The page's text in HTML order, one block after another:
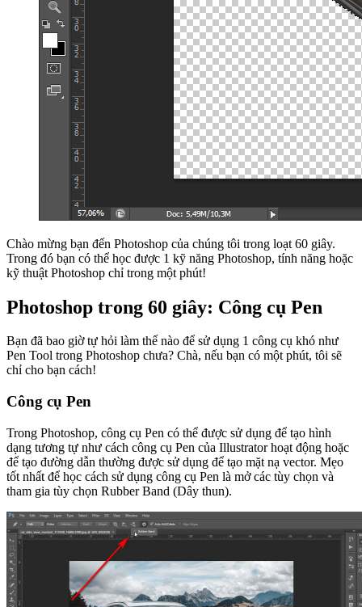
Chào mừng bạn đến Photoshop của chúng tôi trong loạt 60 giây.
Trong đó bạn có thể học được 1 kỹ năng Photoshop, tính năng hoặc
kỹ thuật Photoshop chỉ trong một phút!
Photoshop trong 60 giây: Công cụ Pen
Bạn đã bao giờ tự hỏi làm thế nào để sử dụng 1 công cụ khó như
Pen Tool trong Photoshop chưa? Chà, nếu bạn có một phút, tôi sẽ
chỉ cho bạn cách!
Công cụ Pen
Trong Photoshop, công cụ Pen có thể được sử dụng để tạo hình
dạng tương tự như cách công cụ Pen của Illustrator hoạt động hoặc
để tạo đường dẫn thường được sử dụng để tạo mặt nạ vector. Mẹo
tốt nhất để học cách sử dụng công cụ Pen là mở các tùy chọn và
tham gia tùy chọn Rubber Band (Dây thun).